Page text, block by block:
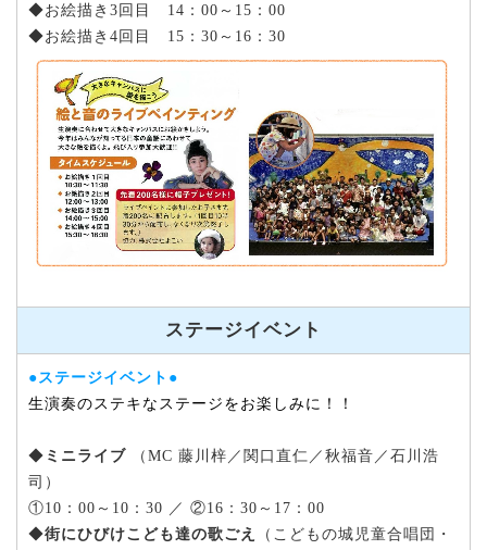
◆お絵描き3回目 14：00～15：00
◆お絵描き4回目 15：30～16：30
ステージイベント
●ステージイベント●
生演奏のステキなステージをお楽しみに！！
◆ ミニライブ
（MC 藤川梓／関口直仁／秋福音／石川浩
司）
①10：00～10：30 ／ ②16：30～17：00
◆街にひびけこども達の歌ごえ
（こどもの城児童合唱団・